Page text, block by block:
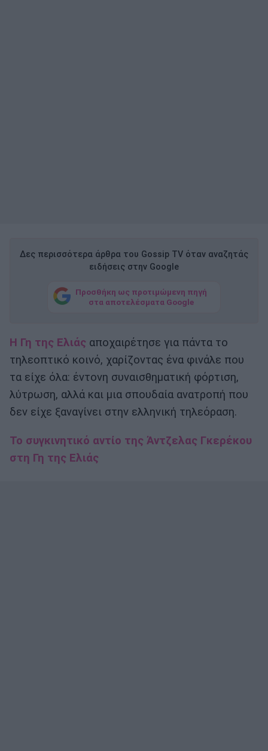
Δες περισσότερα άρθρα του Gossip TV όταν αναζητάς
ειδήσεις στην Google
Προσθήκη ως προτιμώμενη πηγή
στα αποτελέσματα Google
Η Γη της Ελιάς αποχαιρέτησε για πάντα το
τηλεοπτικό κοινό, χαρίζοντας ένα φινάλε που
τα είχε όλα: έντονη συναισθηματική φόρτιση,
λύτρωση, αλλά και μια σπουδαία ανατροπή που
δεν είχε ξαναγίνει στην ελληνική τηλεόραση.
Το συγκινητικό αντίο της Άντζελας Γκερέκου
στη Γη της Ελιάς